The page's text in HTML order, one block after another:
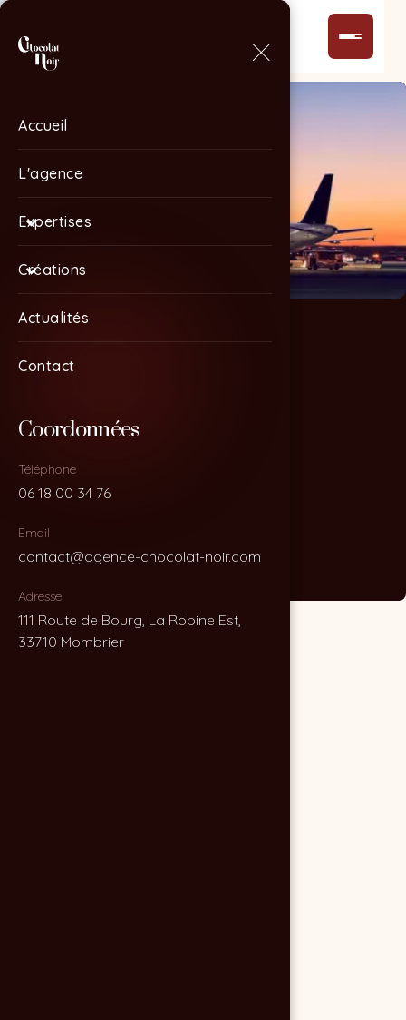
Accueil
L'agence
Expertises
Créations
Actualités
Contact
Coordonnées
Téléphone
06 18 00 34 76
Email
contact@agence-chocolat-noir.com
Adresse
111 Route de Bourg, La Robine Est,
33710 Mombrier
Accueil
L'agence
Expertises
Créations
Actualités
Contact
Coordonnées
Téléphone
06 18 00 34 76
Email
contact@agence-chocolat-noir.com
Adresse
111 Route de Bourg, La Robine Est,
33710 Mombrier